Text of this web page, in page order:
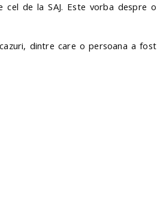
de la SAJ. Este vorba despre o
dintre care o persoana a fost